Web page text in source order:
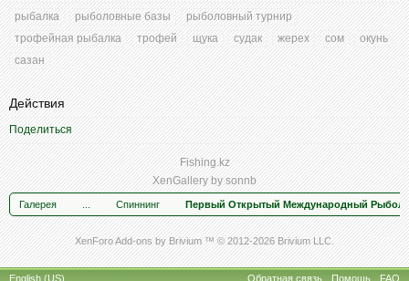
рыбалка рыболовные базы
рыболовный турнир
трофейная рыбалка
трофей щука судак жерех сом
окунь
сазан
Действия
Поделиться
Fishing.kz
XenGallery bysonnb
Галерея Спиннинг Первый Открытый Международный
XenForo Add-ons by Brivium ™ © 2012-2026 Brivium LLC.
English (US) Обратная связь Помощь FAQ